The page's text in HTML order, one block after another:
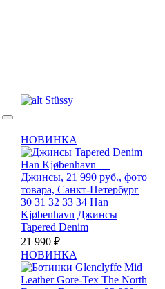
Stüssy
НОВИНКА
30 31 32 33 34 Han
Kjøbenhavn Джинсы
Tapered Denim
21 990 ₽
НОВИНКА